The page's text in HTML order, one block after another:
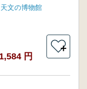
文の博物館
1,584 円
＋